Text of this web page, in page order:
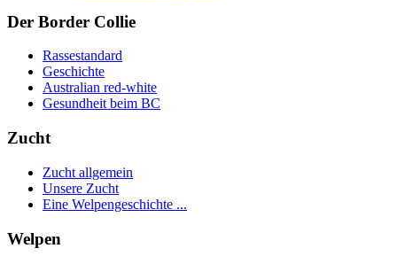
Der Border Collie
Rassestandard
Geschichte
Australian red-white
Gesundheit beim BC
Zucht
Zucht allgemein
Unsere Zucht
Eine Welpengeschichte ...
Welpen